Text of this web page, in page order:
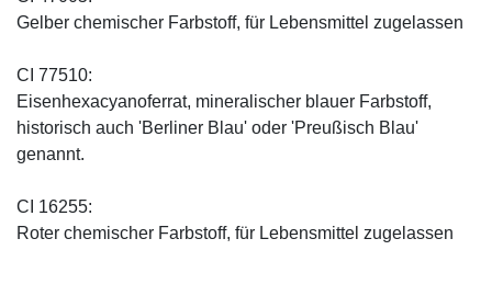
Gelber chemischer Farbstoff, für Lebensmittel zugelassen
CI 77510:
Eisenhexacyanoferrat, mineralischer blauer Farbstoff,
historisch auch 'Berliner Blau' oder 'Preußisch Blau'
genannt.
CI 16255:
Roter chemischer Farbstoff, für Lebensmittel zugelassen